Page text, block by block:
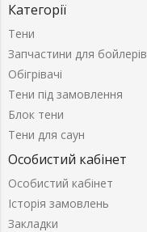
Категорії
Тени
Запчастини для бойлерів
Обігрівачі
Тени під замовлення
Блок тени
Тени для саун
Особистий кабінет
Особистий кабінет
Історія замовлень
Закладки